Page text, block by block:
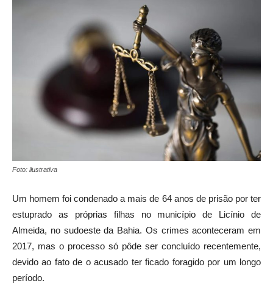
Foto: ilustrativa
Um homem foi condenado a mais de 64 anos de prisão por ter
estuprado as próprias filhas no município de Licínio de
Almeida, no sudoeste da Bahia. Os crimes aconteceram em
2017, mas o processo só pôde ser concluído recentemente,
devido ao fato de o acusado ter ficado foragido por um longo
período.